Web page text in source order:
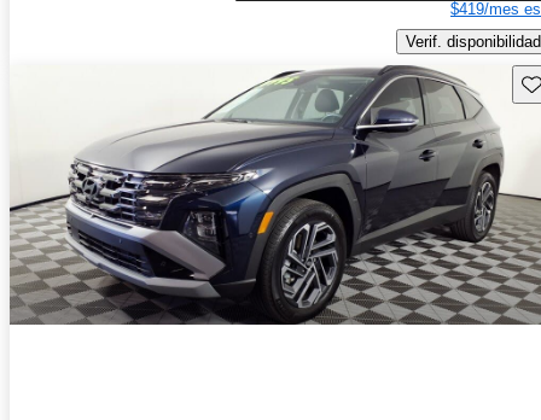
$419/mes
Verif. disponibilidad